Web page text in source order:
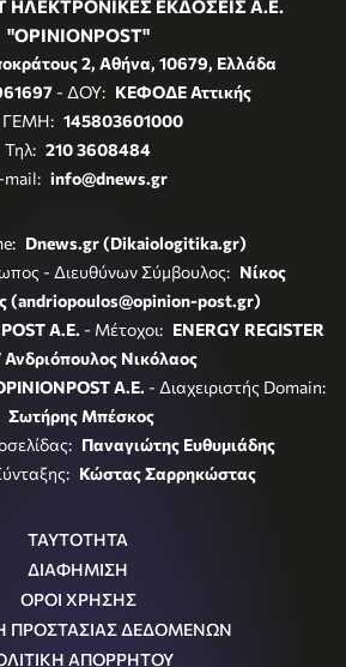
ΗΛΕΚΤΡΟΝΙΚΕΣ ΕΚΔΟΣΕΙΣ Α.Ε.
"OPINIONPOST"
2, Αθήνα, 10679, Ελλάδα
- ΔΟΥ: ΚΕΦΟΔΕ Αττικής
ΓΕΜΗ: 145803601000
Τηλ: 210 3608484
mail: info@dnews.gr
Dnews.gr (Dikaiologitika.gr)
- Διευθύνων Σύμβουλος: Νίκος
(andriopoulos@opinion-post.gr)
A.E. - Μέτοχοι: ENERGY REGISTER
Νικόλαος
A.E. - Διαχειριστής Domain:
Σωτήρης Μπέσκος
Παναγιώτης Ευθυμιάδης
Κώστας Σαρρηκώστας
ΤΑΥΤΟΤΗΤΑ
ΔΙΑΦΗΜΙΣΗ
ΟΡΟΙ ΧΡΗΣΗΣ
ΠΡΟΣΤΑΣΙΑΣ ΔΕΔΟΜΕΝΩΝ
ΑΠΟΡΡΗΤΟΥ